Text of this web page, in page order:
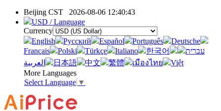
Beijing CST 2026-08-06 12:40:43
USD / Language
Currency
English
Pусский Español Português
Deutsche
Français
Polski Türkçe Italiano 한국어
עברית
العربية
日本語 中文 繁體 เมืองไทย
Việt
More Languages
Select Language ▼